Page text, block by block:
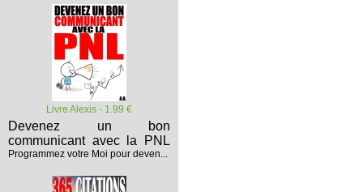
Livre Alexis - 1.99 €
Devenez un bon
communicant avec la PNL
Programmez votre Moi pour deven...